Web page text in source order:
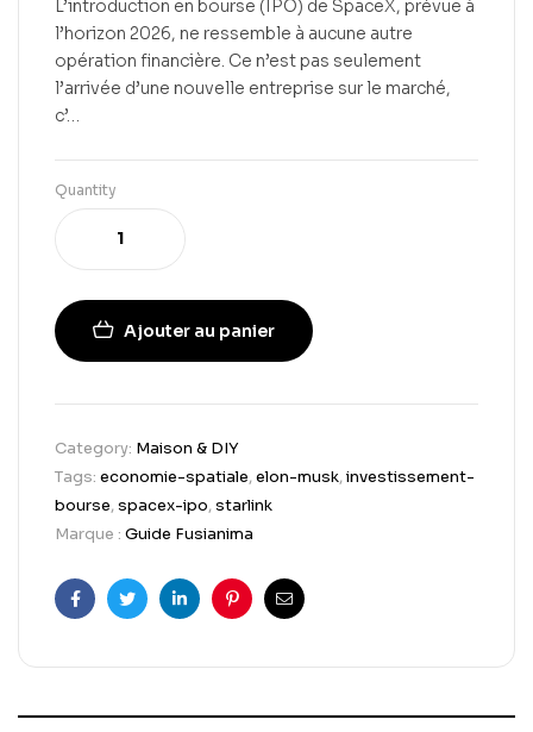
L’introduction en bourse (IPO) de SpaceX, prévue à
l’horizon 2026, ne ressemble à aucune autre
opération financière. Ce n’est pas seulement
l’arrivée d’une nouvelle entreprise sur le marché,
c’…
Quantity
Ajouter au panier
Category: Maison & DIY
Tags: economie-spatiale,elon-musk,investissement-
bourse,spacex-ipo,starlink
Marque : Guide Fusianima
FacebookTwitterLinkedinPinterestEmail